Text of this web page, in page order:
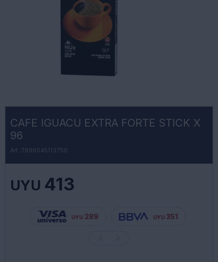
CAFE IGUACU EXTRA FORTE STICK X
96
7896045113750
UYU 413
UYU 289 UYU 351